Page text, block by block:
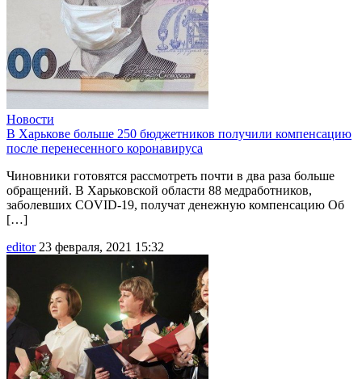
Новости
В Харькове больше 250 бюджетников получили компенсацию
после перенесенного коронавируса
Чиновники готовятся рассмотреть почти в два раза больше
обращений. В Харьковской области 88 медработников,
заболевших COVID-19, получат денежную компенсацию Об
[…]
editor 23 февраля, 2021 15:32